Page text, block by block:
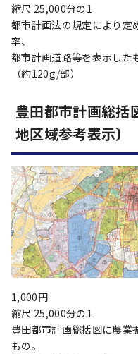
縮尺 25,000分の1
都市計画法の規定により定
率、
都市計画道路等を表示した
（約120g/部）
豊田都市計画総括
地区域参考表示〕
1,000円
縮尺 25,000分の1
豊田都市計画総括図に農業
もの。